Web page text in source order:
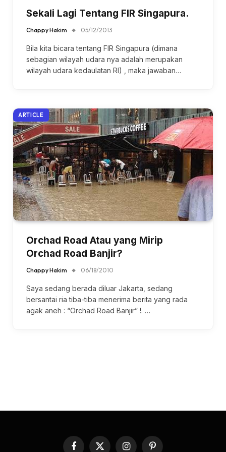
Sekali Lagi Tentang FIR Singapura.
Chappy Hakim 05/12/2013
Bila kita bicara tentang FIR Singapura (dimana
sebagian wilayah udara nya adalah merupakan
wilayah udara kedaulatan RI) , maka jawaban…
ARTICLE
Orchad Road Atau yang Mirip
Orchad Road Banjir?
Chappy Hakim 06/18/2010
Saya sedang berada diluar Jakarta, sedang
bersantai ria tiba-tiba menerima berita yang rada
agak aneh : “Orchad Road Banjir” !. …
Facebook
X InstagramPinterest